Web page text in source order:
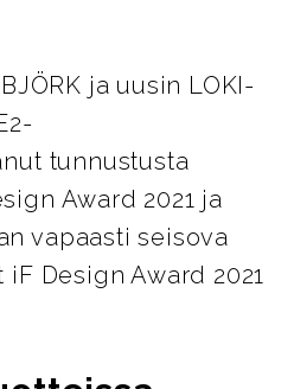
ja uusin LOKI-
tunnustusta
Award 2021 ja
vapaasti seisova
Design Award 2021